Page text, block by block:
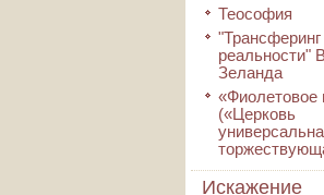
Теософия
"Трансферинг
реальности"
Зеланда
«Фиолетовое
(«Церковь
Искажение